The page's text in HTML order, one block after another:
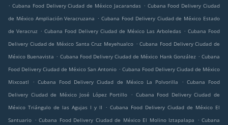
. Cubana Food Delivery Ciudad de México Jacarandas . Cubana Food Delivery Ciudad
de México Ampliación Veracruzana . Cubana Food Delivery Ciudad de México Estado
de Veracruz . Cubana Food Delivery Ciudad de México Las Arboledas . Cubana Food
Delivery Ciudad de México Santa Cruz Meyehualco . Cubana Food Delivery Ciudad de
México Buenavista . Cubana Food Delivery Ciudad de México Hank González . Cubana
Food Delivery Ciudad de México San Antonio . Cubana Food Delivery Ciudad de México
Mixcoatl
. Cubana Food Delivery Ciudad de México La Polvorilla . Cubana Food
Delivery Ciudad de México José López Portillo
. Cubana Food Delivery Ciudad de
México Triángulo de las Agujas I y II
. Cubana Food Delivery Ciudad de México El
Santuario . Cubana Food Delivery Ciudad de México El Molino Iztapalapa . Cubana